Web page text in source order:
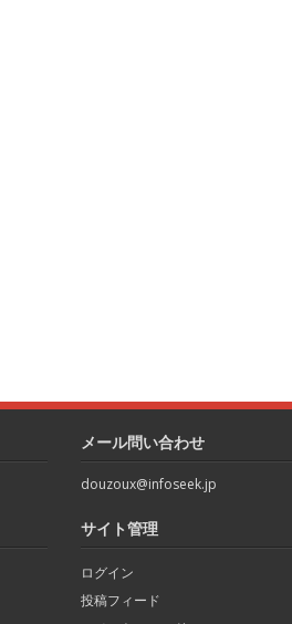
メール問い合わせ
douzoux@infoseek.jp
サイト管理
ログイン
投稿フィード